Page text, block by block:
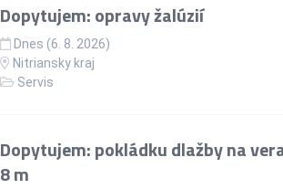
Dopytujem: opravy žalúzií
Dnes (6. 8. 2026)
Nitriansky kraj
Servis
Dopytujem: pokládku dlažby na
8 m